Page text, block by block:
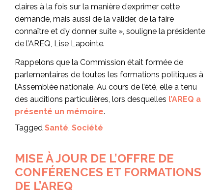
claires à la fois sur la manière d’exprimer cette
demande, mais aussi de la valider, de la faire
connaître et d’y donner suite », souligne la présidente
de l’AREQ, Lise Lapointe.
Rappelons que la Commission était formée de
parlementaires de toutes les formations politiques à
l’Assemblée nationale. Au cours de l’été, elle a tenu
des auditions particulières, lors desquelles l’AREQ a
présenté un mémoire.
Tagged Santé, Société
MISE À JOUR DE L’OFFRE DE
CONFÉRENCES ET FORMATIONS
DE L’AREQ